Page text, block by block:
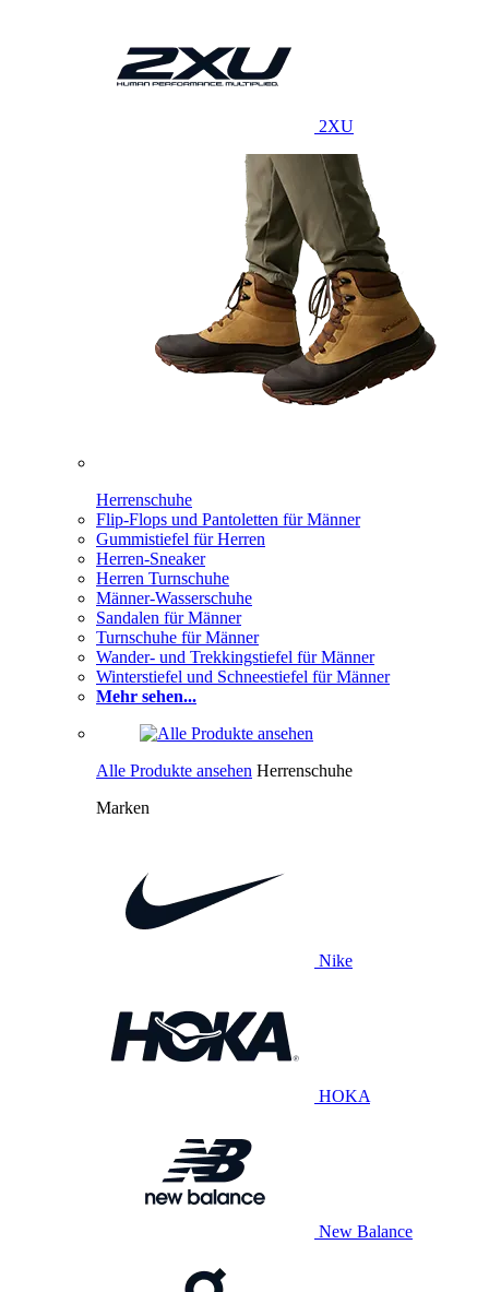
2XU
Herrenschuhe
Flip-Flops und Pantoletten für Männer
Gummistiefel für Herren
Herren-Sneaker
Herren Turnschuhe
Männer-Wasserschuhe
Sandalen für Männer
Turnschuhe für Männer
Wander- und Trekkingstiefel für Männer
Winterstiefel und Schneestiefel für Männer
Mehr sehen...
Alle Produkte ansehen Herrenschuhe
Marken
Nike
HOKA
New Balance